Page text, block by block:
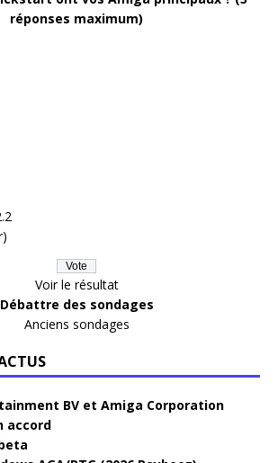
réponses maximum)
Voir le résultat
Débattre des sondages
Anciens sondages
BV et Amiga Corporation
accord